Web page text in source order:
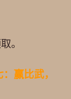
。
赢比武，